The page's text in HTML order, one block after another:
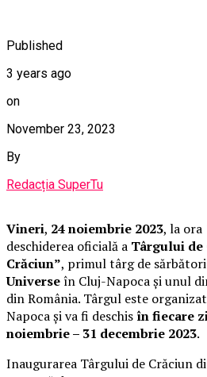
Published
3 years ago
on
November 23, 2023
By
Redacția SuperTu
Vineri, 24 noiembrie 2023, la ora
deschiderea oficială a Târgului de
Crăciun”, primul târg de
Universeîn Cluj-Napoca și unul
din România. Târgul este
Napoca și va fi deschis în fiecare
noiembrie – 31 decembrie 2023.
Inaugurarea Târgului de Crăciun